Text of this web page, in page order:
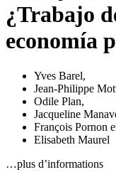
¿Trabajo
economía
Yves Barel,
Jean-Philippe
Odile Plan,
Jacqueline
François Pornon
Elisabeth Maurel
…plus d’informations